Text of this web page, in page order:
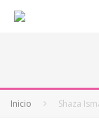
Inicio Shaza